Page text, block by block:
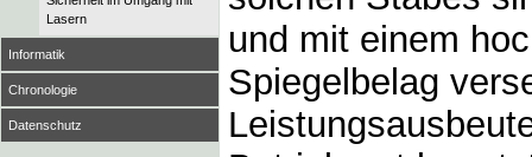
Lasern
Informatik
Chronologie
Datenschutz
und mit einem
Spiegelbelag